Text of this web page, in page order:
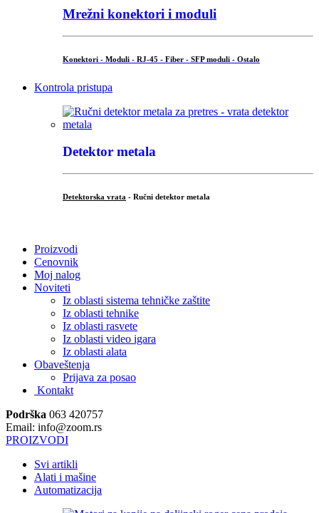
Mrežni konektori i moduli
Konektori - Moduli - RJ-45 - Fiber - SFP moduli - Ostalo
Kontrola pristupa
Detektor metala
Detektorska vrata - Ručni detektor metala
Proizvodi
Cenovnik
Moj nalog
Noviteti
Iz oblasti sistema tehničke zaštite
Iz oblasti tehnike
Iz oblasti rasvete
Iz oblasti video igara
Iz oblasti alata
Obaveštenja
Prijava za posao
Kontakt
Podrška 063 420757
Email: info@zoom.rs
PROIZVODI
Svi artikli
Alati i mašine
Automatizacija